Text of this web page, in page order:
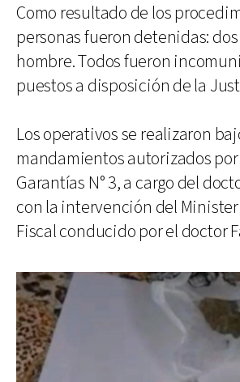
Como resultado de los
personas fueron detenidas:
hombre. Todos fueron
puestos a disposición de la
Los operativos se realizaron
mandamientos autorizados
Garantías N° 3, a cargo del
con la intervención del
Fiscal conducido por el doctor